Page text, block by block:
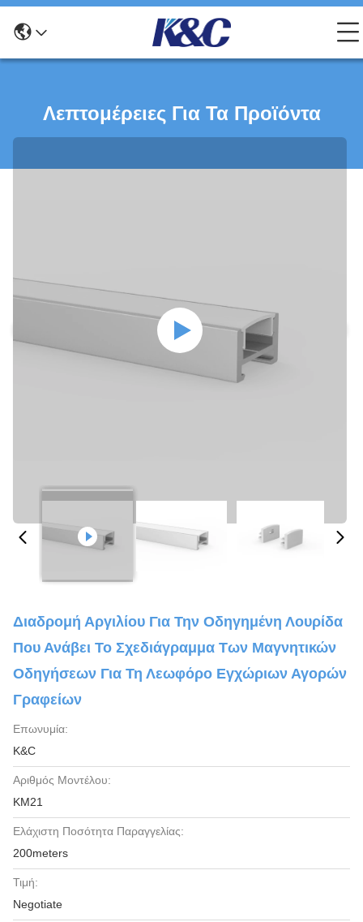
Λεπτομέρειες Για Τα Προϊόντα
Διαδρομή Αργιλίου Για Την Οδηγημένη Λουρίδα
Που Ανάβει Το Σχεδιάγραμμα Των Μαγνητικών
Οδηγήσεων Για Τη Λεωφόρο Εγχώριων Αγορών
Γραφείων
Επωνυμία:
K&C
Αριθμός Μοντέλου:
KM21
Ελάχιστη Ποσότητα Παραγγελίας:
200meters
Τιμή:
Negotiate